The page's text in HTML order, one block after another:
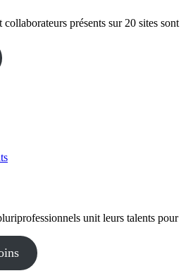
collaborateurs présents sur 20 sites
unit leurs talents